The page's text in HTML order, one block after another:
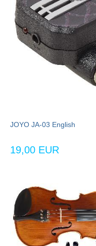
JOYO JA-03 English
19,00 EUR